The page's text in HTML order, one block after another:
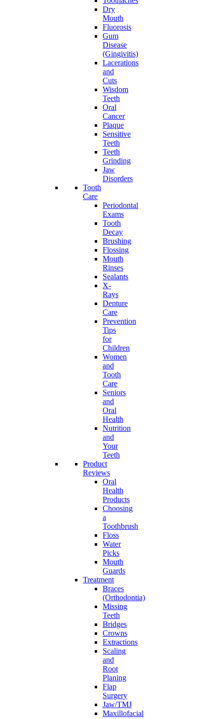
Dry
Mouth
Fluorosis
Gum
Disease
(Gingivitis)
Lacerations
and
Cuts
Wisdom
Teeth
Oral
Cancer
Plaque
Sensitive
Teeth
Teeth
Grinding
Jaw
Disorders
Tooth
Care
Periodontal
Exams
Tooth
Decay
Brushing
Flossing
Mouth
Rinses
Sealants
X-
Rays
Denture
Care
Prevention
Tips
for
Children
Women
and
Tooth
Care
Seniors
and
Oral
Health
Nutrition
and
Your
Teeth
Product
Reviews
Oral
Health
Products
Choosing
a
Toothbrush
Floss
Water
Picks
Mouth
Guards
Treatment
Braces
(Orthodontia)
Missing
Teeth
Bridges
Crowns
Extractions
Scaling
and
Root
Planing
Flap
Surgery
Jaw/TMJ
Maxillofacial